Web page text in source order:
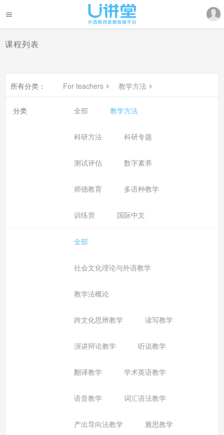
课程列表
所有分类： For teachers 教学方法
分类 全部 教学方法
科研方法 科研专题
测试评估 数字素养
师德教育 多语种教学
训练营 国际中文
全部
社会文化理论与外语教学
教学法概论
跨文化思辨教学 读写教学
演讲辩论教学 听说教学
翻译教学 学术英语教学
语音教学 词汇语法教学
产出导向法教学 雅思教学